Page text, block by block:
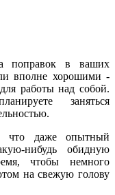
поправок в ваших
вполне хорошими -
работы над собой.
заняться
что даже опытный
нибудь обидную
чтобы немного
на свежую голову